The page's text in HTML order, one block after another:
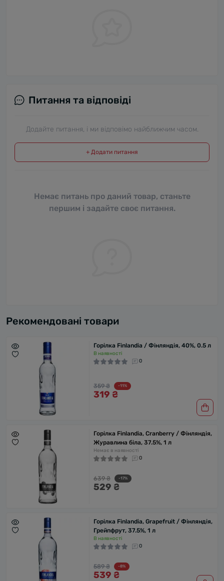
Питання та відповіді
Додайте питання, і ми відповімо найближчим часом.
+ Додати питання
Немає питань про даний товар, станьте
першим і задайте своє питання.
Рекомендовані товари
Горілка Finlandia / Фінляндія, 40%, 0.5 л
В наявності
0
359 ₴ -11%
319 ₴
Горілка Finlandia, Cranberry / Фінляндія,
Журавлина біла, 37.5%, 1 л
Немає в наявності
0
639 ₴ -17%
529 ₴
Горілка Finlandia, Grapefruit / Фінляндія,
Грейпфрут, 37.5%, 1 л
В наявності
0
589 ₴ -8%
539 ₴